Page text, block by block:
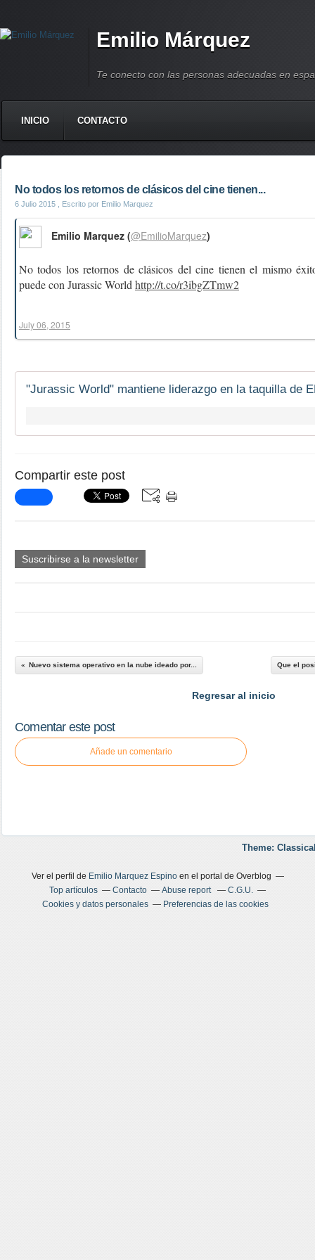
Emilio Márquez
Te conecto con las personas adecuadas en
INICIO CONTACTO
No todos los retornos de clásicos del cine tienen...
6 Julio 2015 , Escrito por Emilio Marquez
No todos los retornos de clásicos del cine tienen el mismo
puede con Jurassic World http://t.co/r3ibgZTmw2
Emilio Marquez (@EmilioMarquez)
July 06, 2015
Compartir este post
Suscribirse a la newsletter
Nuevo sistema operativo en la nube ideado por... Que el
Regresar al inicio
Comentar este post
Añade un comentario
Theme:
Ver el perfil de Emilio Marquez Espinoen el portal de Overblog
Top artículos
Contacto Abuse report
C.G.U.
Cookies y datos personales
Preferencias de las cookies